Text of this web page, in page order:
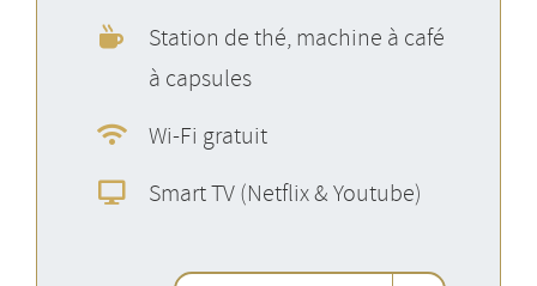
Station de thé, machine à café
à capsules
Wi-Fi gratuit
Smart TV (Netflix & Youtube)